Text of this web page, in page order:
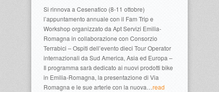
Si rinnova a Cesenatico (8-11 ottobre)
l’appuntamento annuale con il Fam Trip e
Workshop organizzato da Apt Servizi Emilia-
Romagna in collaborazione con Consorzio
Terrabici – Ospiti dell’evento dieci Tour Operator
internazionali da Sud America, Asia ed Europa –
Il programma sarà dedicato ai nuovi prodotti bike
in Emilia-Romagna, la presentazione di Via
Romagna e le sue arterie con la nuova… read